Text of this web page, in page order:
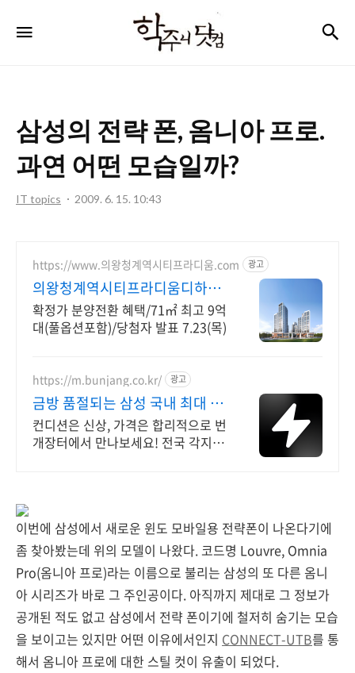
주
컴
삼성의 전략 폰, 옴니아 프로.
과연 어떤 모습일까?
IT topics 2009. 6. 15. 10:43
https://www.의왕청계역시티프라디움.com 광고
의왕청계역시티프라디움디하모
니
확정가 분양전환 혜택/71㎡ 최고 9억
대(풀옵션포함)/당첨자 발표 7.23(목)
https://m.bunjang.co.kr/ 광고
금방 품절되는 삼성 국내 최대 브
랜드 중고거래
컨디션은 신상, 가격은 합리적으로 번
개장터에서 만나보세요! 전국 각지에
이번에 삼성에서 새로운 윈도 모바일용 전략폰이 나온다기에
좀 찾아봤는데 위의 모델이 나왔다. 코드명 Louvre, Omnia
Pro(옴니아 프로)라는 이름으로 불리는 삼성의 또 다른 옴니
아 시리즈가 바로 그 주인공이다. 아직까지 제대로 그 정보가
공개된 적도 없고 삼성에서 전략 폰이기에 철저히 숨기는 모습
을 보이고는 있지만 어떤 이유에서인지 CONNECT-UTB를 통
해서 옴니아 프로에 대한 스틸 컷이 유출이 되었다.